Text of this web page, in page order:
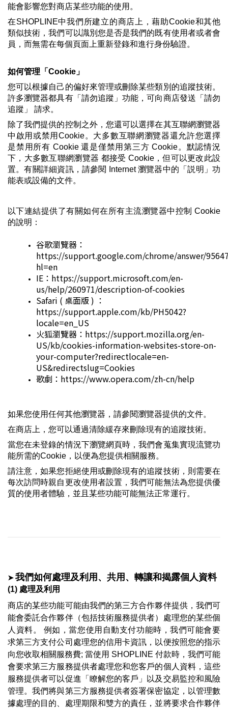
能會影響您對商店某些功能的使用。
在SHOPLINE中我們所建立的商店上，藉助Cookie和其他
類似技術，我們可以識別您是否是我們的既有使用者或者會
員，而無需在每個頁面上重新登錄和進行身份驗證。
如何管理「Cookie」
您可以根據自己的偏好來管理或刪除某些類別的追蹤技術。
許多瀏覽器都具有「請勿追蹤」功能，可向商店發送「請勿
追蹤」 請求。
除了我們提供的控制之外，您還可以選擇在其互聯網瀏覽器
中啟用或禁用Cookie。大多數互聯網瀏覽器還允許您選擇
是禁用所有 Cookie 還是僅禁用第三方 Cookie。默認情況
下，大多數互聯網瀏覽器 都接受 Cookie，但可以更改此設
置。有關詳細資訊，請參閱 Internet 瀏覽器中的「説明」功
能表或設備的文件。
以下連結提供了有關如何在所有主流瀏覽器中控制 Cookie
的說明：
谷歌瀏覽器：
https://support.google.com/chrome/answer/
hl=en
IE：https://support.microsoft.com/en-
us/help/260971/description-of-cookies
Safari ( 桌面版 ) ：
https://support.apple.com/kb/PH5042?
locale=en_US
火狐瀏覽器：https://support.mozilla.org/en-
US/kb/cookies-information-websites-store-on-
your-computer?redirectlocale=en-
US&redirectslug=Cookies
歌劇：https://www.opera.com/zh-cn/help
如果您使用任何其他瀏覽器，請參閱瀏覽器提供的文件。
在商店上，您可以通過清除緩存來刪除現有的追蹤技術。
當您在未登錄的情況下瀏覽網頁時，我們會蒐集實現流覽功
能所需的Cookie，以便為您提供相關服務。
請注意，如果您拒絕使用或刪除現有的追蹤技術，則需要在
每次訪問時親自更改使用者設置，我們可能無法為您提供優
質的使用者體驗，並且某些功能可能無法正常運行。
➤我們如何處理及利用、共用、轉讓和揭露個人資料
(1) 處理及利用
商店的某些功能可能由我們的第三方合作夥伴提供，我們可
能會委託合作夥伴（包括技術服務提供者）處理您的某些個
人資料。 例如，當您使用自動支付功能時，我們可能會要
求第三方支付公司處理您的信用卡資訊，以便按照您的指示
向您收取相關服務費; 當使用 SHOPLINE 付款時，我們可能
會要求第三方服務提供者處理您和您客戶的個人資料，這些
服務提供者可以促進「瞭解您的客戶」以及交易監控和風險
管理。我們將與第三方服務提供者簽署保密協定，以管理數
據處理的目的、處理期限和雙方的責任，並將要求合作夥伴